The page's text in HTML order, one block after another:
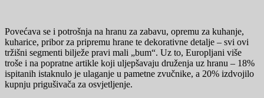
Povećava se i potrošnja na hranu za zabavu, opremu za kuhanje,
kuharice, pribor za pripremu hrane te dekorativne detalje – svi ovi
tržišni segmenti bilježe pravi mali „bum“. Uz to, Europljani više
troše i na popratne artikle koji uljepšavaju druženja uz hranu – 18%
ispitanih istaknulo je ulaganje u pametne zvučnike, a 20% izdvojilo
kupnju prigušivača za osvjetljenje.